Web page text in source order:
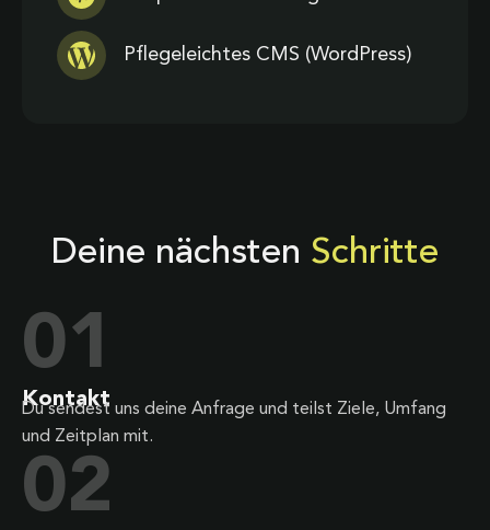
Pflegeleichtes CMS (WordPress)
Deine nächsten Schritte
01
Kontakt
Du sendest uns deine Anfrage und teilst Ziele, Umfang
und Zeitplan mit.
02